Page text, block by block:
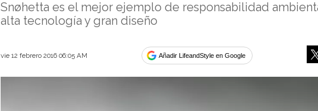
Snøhetta es el mejor ejemplo de responsabilidad
alta tecnología y gran diseño
vie 12 febrero 2016 06:05 AM Añadir LifeandStyle en Google